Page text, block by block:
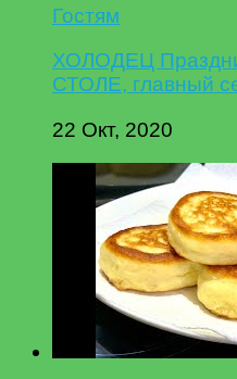
Гостям
ХОЛОДЕЦ
СТОЛЕ, главный
22 Окт, 2020